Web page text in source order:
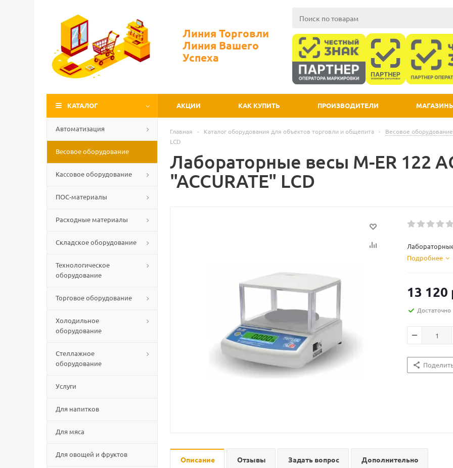
Линия Торговли
Линия Вашего
Успеха
КАТАЛОГ АКЦИИ КАК КУПИТЬ ПРОИЗВОДИТЕЛИ
Автоматизация
Весовое оборудование
Кассовое оборудование
ПОС-материалы
Расходные материалы
Складское оборудование
Технологическое
оборудование
Торговое оборудование
Холодильное
оборудование
Стеллажное
оборудование
Услуги
Для напитков
Для мяса
Для овощей и фруктов
Главная - Каталог оборудования для объектов торговли и общепита - Весовое оборудование
LСD
Лабораторные весы M-ER 122
"ACCURATE" LСD
Лабораторные
Подробнее
13 120
Достаточно
Описание Отзывы Задать вопрос Дополнительно